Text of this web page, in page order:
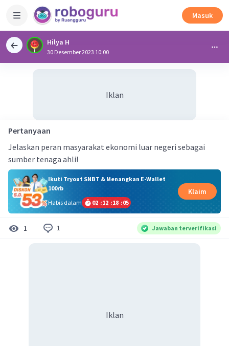
Masuk
Hilya H
30 Desember 2023 10:00
Iklan
Pertanyaan
Jelaskan peran masyarakat ekonomi luar negeri sebagai
sumber tenaga ahli!
Ikuti Tryout SNBT & Menangkan E-Wallet
100rb
Habis dalam
02 :12 :18 :05
Klaim
1 1 Jawaban terverifikasi
Iklan